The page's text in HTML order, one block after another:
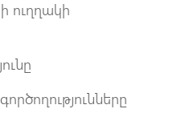
ուղղակի